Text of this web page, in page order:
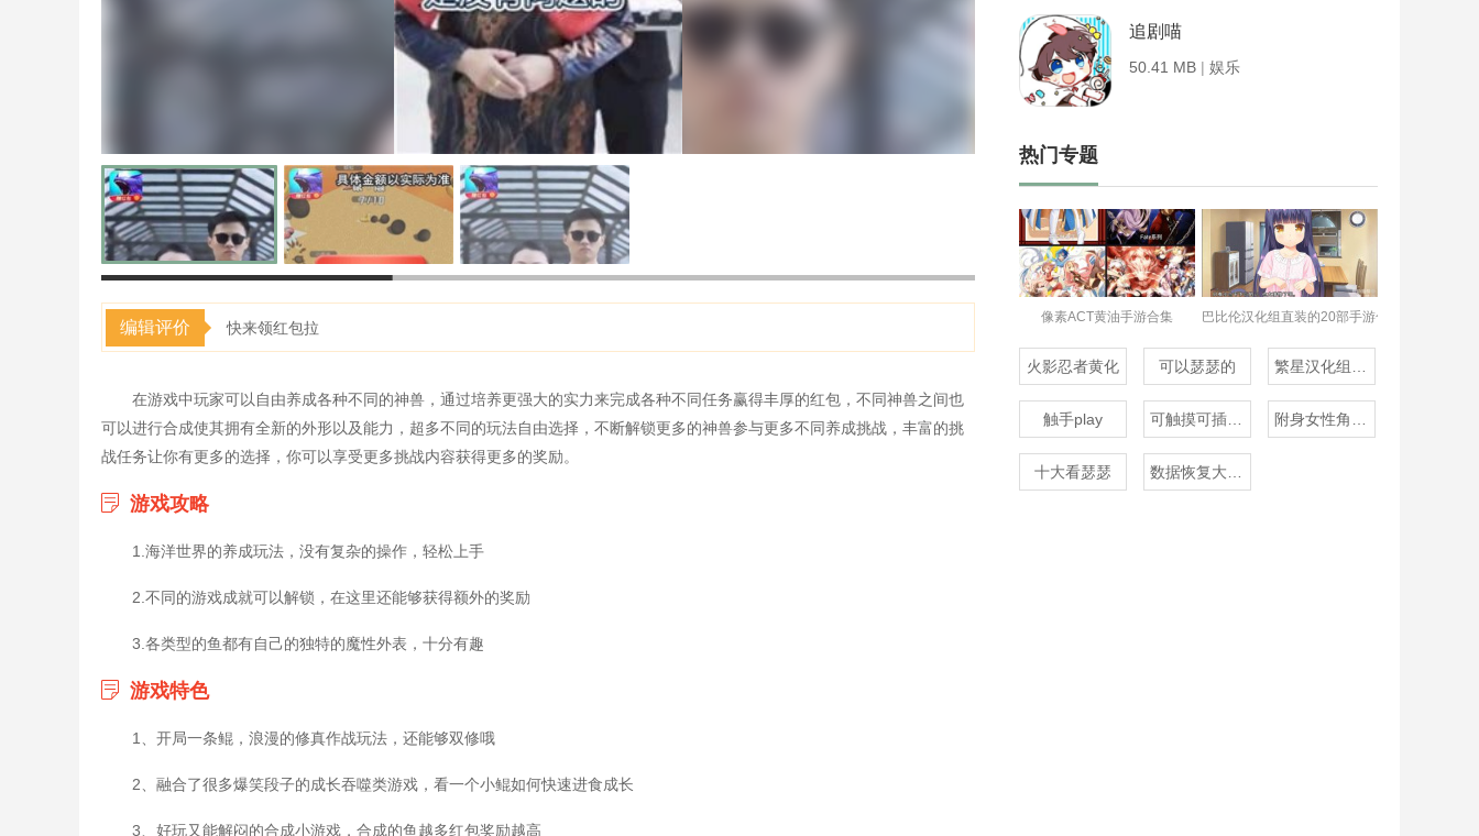
编辑评价 快来领红包拉
在游戏中玩家可以自由养成各种不同的神兽，通过培养更强大的实力来完成各种不同任务赢得丰厚的红包，不同神兽之间也
可以进行合成使其拥有全新的外形以及能力，超多不同的玩法自由选择，不断解锁更多的神兽参与更多不同养成挑战，丰富的挑
战任务让你有更多的选择，你可以享受更多挑战内容获得更多的奖励。
游戏攻略
1.海洋世界的养成玩法，没有复杂的操作，轻松上手
2.不同的游戏成就可以解锁，在这里还能够获得额外的奖励
3.各类型的鱼都有自己的独特的魔性外表，十分有趣
游戏特色
1、开局一条鲲，浪漫的修真作战玩法，还能够双修哦
2、融合了很多爆笑段子的成长吞噬类游戏，看一个小鲲如何快速进食成长
3、好玩又能解闷的合成小游戏，合成的鱼越多红包奖励越高
追剧喵
50.41 MB | 娱乐
热门专题
像素ACT黄油手游合集 巴比伦汉化组直装的20部手游合集
火影忍者黄化 可以瑟瑟的
触手play
十大看瑟瑟